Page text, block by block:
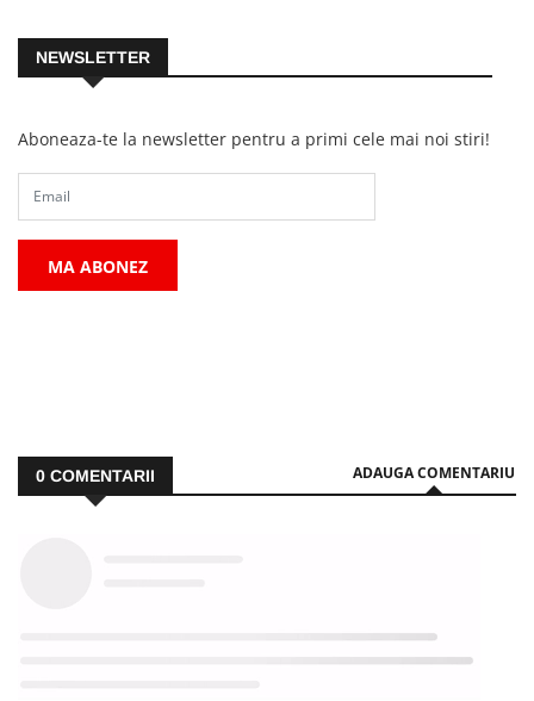
NEWSLETTER
Aboneaza-te la newsletter pentru a primi cele mai noi stiri!
MA ABONEZ
0 COMENTARII ADAUGA COMENTARIU